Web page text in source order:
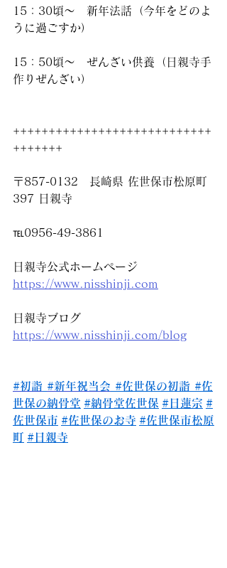
15：30頃～　新年法話（今年をどのよ
うに過ごすか）
15：50頃～　ぜんざい供養（日親寺手
作りぜんざい）
++++++++++++++++++++++++++++
+++++++
〒857-0132　長崎県 佐世保市松原町
397 日親寺
℡0956-49-3861
日親寺公式ホームページ
https://www.nisshinji.com
日親寺ブログ
https://www.nisshinji.com/blog
#初詣 #新年祝当会 #佐世保の初詣 #佐
世保の納骨堂 #納骨堂佐世保 #日蓮宗 #
佐世保市 #佐世保のお寺 #佐世保市松原
町 #日親寺